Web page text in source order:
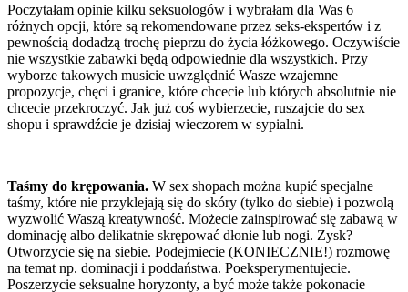
Poczytałam opinie kilku seksuologów i wybrałam dla Was 6
różnych opcji, które są rekomendowane przez seks-ekspertów i z
pewnością dodadzą trochę pieprzu do życia łóżkowego. Oczywiście
nie wszystkie zabawki będą odpowiednie dla wszystkich. Przy
wyborze takowych musicie uwzględnić Wasze wzajemne
propozycje, chęci i granice, które chcecie lub których absolutnie nie
chcecie przekroczyć. Jak już coś wybierzecie, ruszajcie do sex
shopu i sprawdźcie je dzisiaj wieczorem w sypialni.
Taśmy do krępowania. W sex shopach można kupić specjalne
taśmy, które nie przyklejają się do skóry (tylko do siebie) i pozwolą
wyzwolić Waszą kreatywność. Możecie zainspirować się zabawą w
dominację albo delikatnie skrępować dłonie lub nogi. Zysk?
Otworzycie się na siebie. Podejmiecie (KONIECZNIE!) rozmowę
na temat np. dominacji i poddaństwa. Poeksperymentujecie.
Poszerzycie seksualne horyzonty, a być może także pokonacie